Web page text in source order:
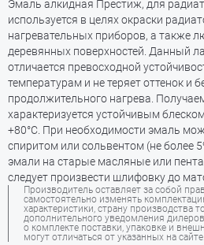
Эмаль алкидная Престиж, для
используется в целях окраски
нагревательных приборов, а также
деревянных поверхностей. Данный
отличается превосходной
температурам и не теряет оттенок и
продолжительного нагрева.
характеризуется устойчивым
+80°С. При необходимости эмаль
спиритом или сольвентом (не более
эмали на старые масляные или
следует произвести шлифовку до
Производитель оставляет за собой
самостоятельно изменять
характеристики, страну производства
дополнительного уведомления
о комплекте поставки, упаковке и
могут отличаться от указанных на сайте.